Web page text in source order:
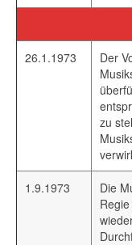
26.1.1973
Der
zu
1.9.1973
Die